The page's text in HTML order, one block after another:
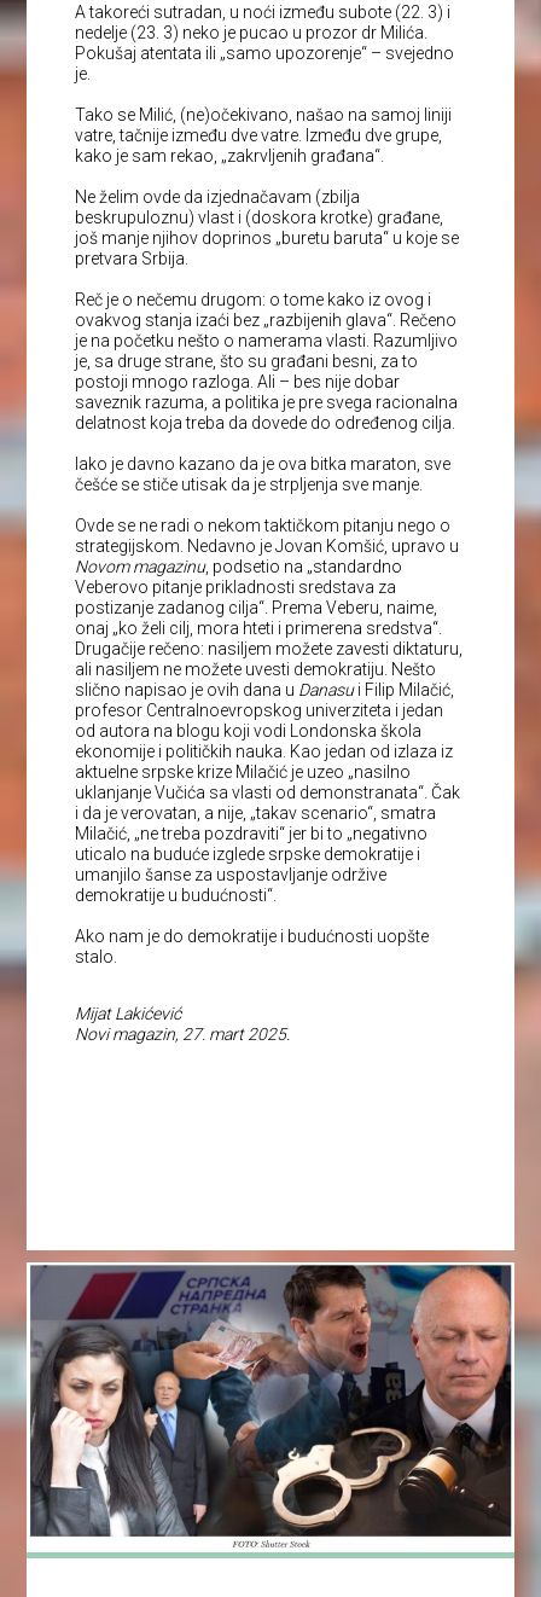
A takoreći sutradan, u noći između subote (22. 3) i
nedelje (23. 3) neko je pucao u prozor dr Milića.
Pokušaj atentata ili „samo upozorenje“ – svejedno
je.
Tako se Milić, (ne)očekivano, našao na samoj liniji
vatre, tačnije između dve vatre. Između dve grupe,
kako je sam rekao, „zakrvljenih građana“.
Ne želim ovde da izjednačavam (zbilja
beskrupuloznu) vlast i (doskora krotke) građane,
još manje njihov doprinos „buretu baruta“ u koje se
pretvara Srbija.
Reč je o nečemu drugom: o tome kako iz ovog i
ovakvog stanja izaći bez „razbijenih glava“. Rečeno
je na početku nešto o namerama vlasti. Razumljivo
je, sa druge strane, što su građani besni, za to
postoji mnogo razloga. Ali – bes nije dobar
saveznik razuma, a politika je pre svega racionalna
delatnost koja treba da dovede do određenog cilja.
Iako je davno kazano da je ova bitka maraton, sve
češće se stiče utisak da je strpljenja sve manje.
Ovde se ne radi o nekom taktičkom pitanju nego o
strategijskom. Nedavno je Jovan Komšić, upravo u
Novom magazinu, podsetio na „standardno
Veberovo pitanje prikladnosti sredstava za
postizanje zadanog cilja“. Prema Veberu, naime,
onaj „ko želi cilj, mora hteti i primerena sredstva“.
Drugačije rečeno: nasiljem možete zavesti diktaturu,
ali nasiljem ne možete uvesti demokratiju. Nešto
slično napisao je ovih dana u Danasui Filip Milačić,
profesor Centralnoevropskog univerziteta i jedan
od autora na blogu koji vodi Londonska škola
ekonomije i političkih nauka. Kao jedan od izlaza iz
aktuelne srpske krize Milačić je uzeo „nasilno
uklanjanje Vučića sa vlasti od demonstranata“. Čak
i da je verovatan, a nije, „takav scenario“, smatra
Milačić, „ne treba pozdraviti“ jer bi to „negativno
uticalo na buduće izglede srpske demokratije i
umanjilo šanse za uspostavljanje održive
demokratije u budućnosti“.
Ako nam je do demokratije i budućnosti uopšte
stalo.
Mijat Lakićević
Novi magazin, 27. mart 2025.